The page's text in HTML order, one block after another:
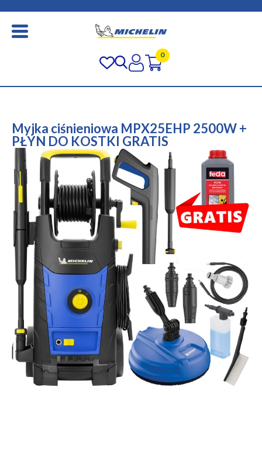
0
Myjka ciśnieniowa MPX25EHP 2500W +
PŁYN DO KOSTKI GRATIS